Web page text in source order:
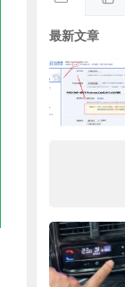
最新文章